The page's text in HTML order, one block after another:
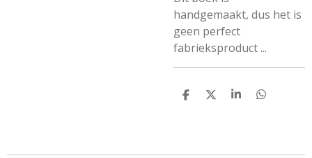
handgemaakt, dus het is
geen perfect
fabrieksproduct ...
D
D
S
D